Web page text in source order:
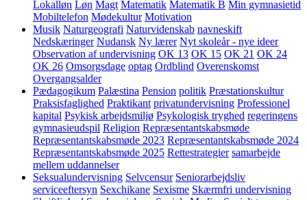
Lokalløn Løn Magt Matematik Matematik B Min gymnasietid
Mobiltelefon Mødekultur Motivation
Musik Naturgeografi Naturvidenskab navneskift
Nedskæringer Nudansk Ny lærer Nyt skoleår - nye ideer
Observation af undervisning OK 13 OK 15 OK 21 OK 24
OK 26 Omsorgsdage optag Ordblind Overenskomst
Overgangsalder
Pædagogikum Palæstina Pension politik Præstationskultur
Praksisfaglighed Praktikant privatundervisning Professionel
kapital Psykisk arbejdsmiljø Psykologisk tryghed regeringens
gymnasieudspil Religion Repræsentantskabsmøde
Repræsentantskabsmøde 2023 Repræsentantskabsmøde 2024
Repræsentantskabsmøde 2025 Rettestrategier samarbejde
mellem uddannelser
Seksualundervisning Selvcensur Seniorarbejdsliv
serviceeftersyn Sexchikane Sexisme Skærmfri undervisning